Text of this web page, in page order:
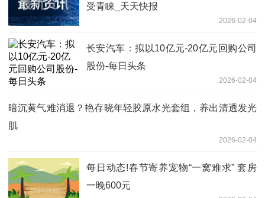
受青睐_天天快报
2026-02-04
长安汽车：拟以10亿元-20亿元回购公司
股份-每日头条
2026-02-04
暗沉黄气难消退？艳存晓年轻胶原水光套组，养出清透发光
肌
2026-02-04
每日动态!春节寄养宠物“一窝难求” 套房
一晚600元